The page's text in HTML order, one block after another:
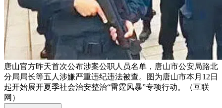
唐山官方昨天首次公布涉案公职人员名单，唐山市公安局路北
分局局长等五人涉嫌严重违纪违法被查。图为唐山市本月12日
起开始展开夏季社会治安整治“雷霆风暴”专项行动。（互联
网）